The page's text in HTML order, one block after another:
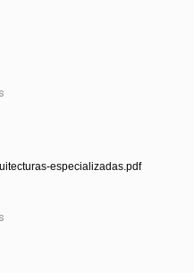
especializadas.pdf